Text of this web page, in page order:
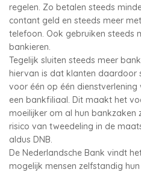
regelen. Zo betalen steeds
contant geld en steeds meer
telefoon. Ook gebruiken steeds
bankieren.
Tegelijk sluiten steeds meer
hiervan is dat klanten daardoor
voor één op één
een bankfiliaal. Dit maakt het
moeilijker om al hun bankzaken
risico van tweedeling in de
aldus DNB.
De Nederlandsche Bank vindt
mogelijk mensen zelfstandig